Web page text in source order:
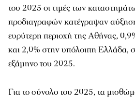
του 2025 οι τιμές των
προδιαγραφών κατέγραψαν
ευρύτερη περιοχή της Αθήνας,
και 2,0% στην υπόλοιπη Ελλάδα,
εξάμηνο του 2025.
Για το σύνολο του 2025, τα